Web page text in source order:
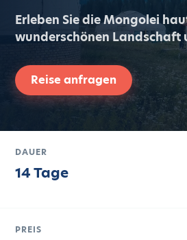
Erleben Sie die Mongolei
wunderschönen Landschaft
Reise anfragen
DAUER
14 Tage
PREIS